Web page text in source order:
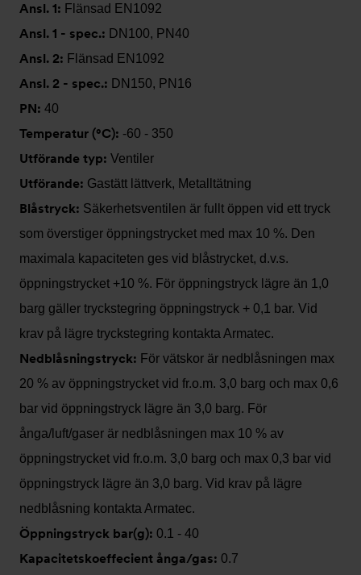
Ansl. 1: Flänsad EN1092
Ansl. 1 - spec.: DN100, PN40
Ansl. 2: Flänsad EN1092
Ansl. 2 - spec.: DN150, PN16
PN: 40
Temperatur (°C): -60 - 350
Utförande typ: Ventiler
Utförande: Gastätt lättverk, Metalltätning
Blåstryck: Säkerhetsventilen är fullt öppen vid ett tryck
som överstiger öppningstrycket med max 10 %. Den
maximala kapaciteten ges vid blåstrycket, d.v.s.
öppningstrycket +10 %. För öppningstryck lägre än 1,0
barg gäller tryckstegring öppningstryck + 0,1 bar. Vid
krav på lägre tryckstegring kontakta Armatec.
Nedblåsningstryck: För vätskor är nedblåsningen max
20 % av öppningstrycket vid fr.o.m. 3,0 barg och max 0,6
bar vid öppningstryck lägre än 3,0 barg. För
ånga/luft/gaser är nedblåsningen max 10 % av
öppningstrycket vid fr.o.m. 3,0 barg och max 0,3 bar vid
öppningstryck lägre än 3,0 barg. Vid krav på lägre
nedblåsning kontakta Armatec.
Öppningstryck bar(g): 0.1 - 40
Kapacitetskoeffecient ånga/gas: 0.7